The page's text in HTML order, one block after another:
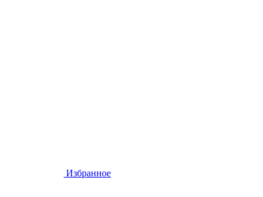
Избранное